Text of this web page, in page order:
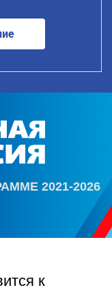
2021-2026
к